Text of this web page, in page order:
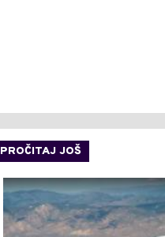
PROČITAJ JOŠ